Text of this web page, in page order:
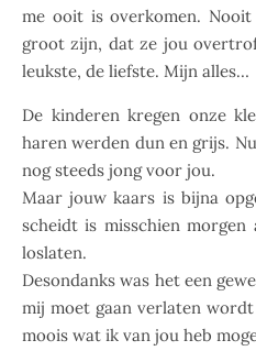
me ooit is overkomen.
groot zijn, dat ze jou
leukste, de liefste. Mijn alles…
De kinderen kregen onze
haren werden dun en grijs.
nog steeds jong voor jou.
Maar jouw kaars is bijna
scheidt is misschien
loslaten.
Desondanks was het een
mij moet gaan verlaten
moois wat ik van jou heb